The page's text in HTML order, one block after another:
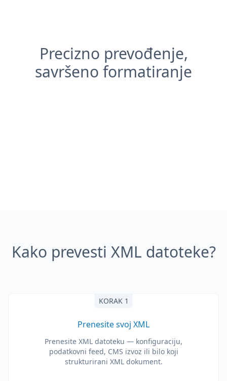
Precizno prevođenje,
savršeno formatiranje
Kako prevesti XML datoteke?
KORAK 1
Prenesite svoj XML
Prenesite XML datoteku — konfiguraciju,
podatkovni feed, CMS izvoz ili bilo koji
strukturirani XML dokument.